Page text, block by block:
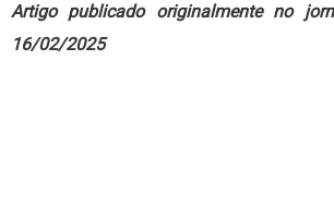
Artigo publicado originalmente no
16/02/2025